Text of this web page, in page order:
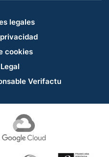
legales
cookies
Verifactu